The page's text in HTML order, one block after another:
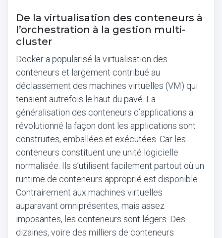
De la virtualisation des conteneurs à
l’orchestration à la gestion multi-
cluster
Docker a popularisé la virtualisation des
conteneurs et largement contribué au
déclassement des machines virtuelles (VM) qui
tenaient autrefois le haut du pavé. La
généralisation des conteneurs d’applications a
révolutionné la façon dont les applications sont
construites, emballées et exécutées. Car les
conteneurs constituent une unité logicielle
normalisée. Ils s’utilisent facilement partout où un
runtime de conteneurs approprié est disponible.
Contrairement aux machines virtuelles
auparavant omniprésentes, mais assez
imposantes, les conteneurs sont légers. Des
dizaines, voire des milliers de conteneurs